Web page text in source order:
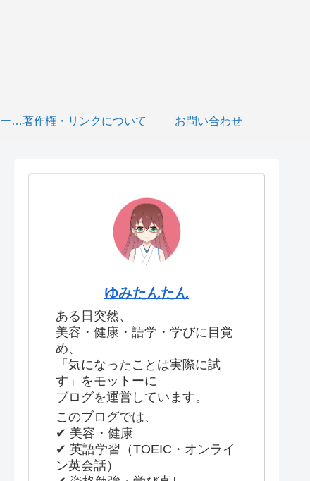
プライバシーポリシー・免責事項について著作権・リンクについて お問い合わせ
ゆみたんたん
ある日突然、
美容・健康・語学・学びに目覚
め、
「気になったことは実際に試
す」をモットーに
ブログを運営しています。
このブログでは、
✔ 美容・健康
✔ 英語学習（TOEIC・オンライ
ン英会話）